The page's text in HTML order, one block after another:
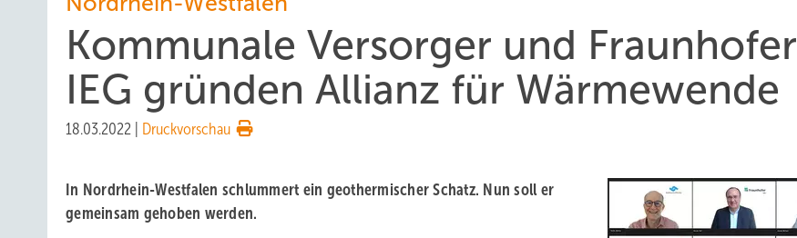
Kommunale Versorger und Fraunhofer
IEG gründen Allianz für Wärmewende
18.03.2022 Druckvorschau
In Nordrhein-Westfalen schlummert ein geothermischer Schatz. Nun soll er
gemeinsam gehoben werden.